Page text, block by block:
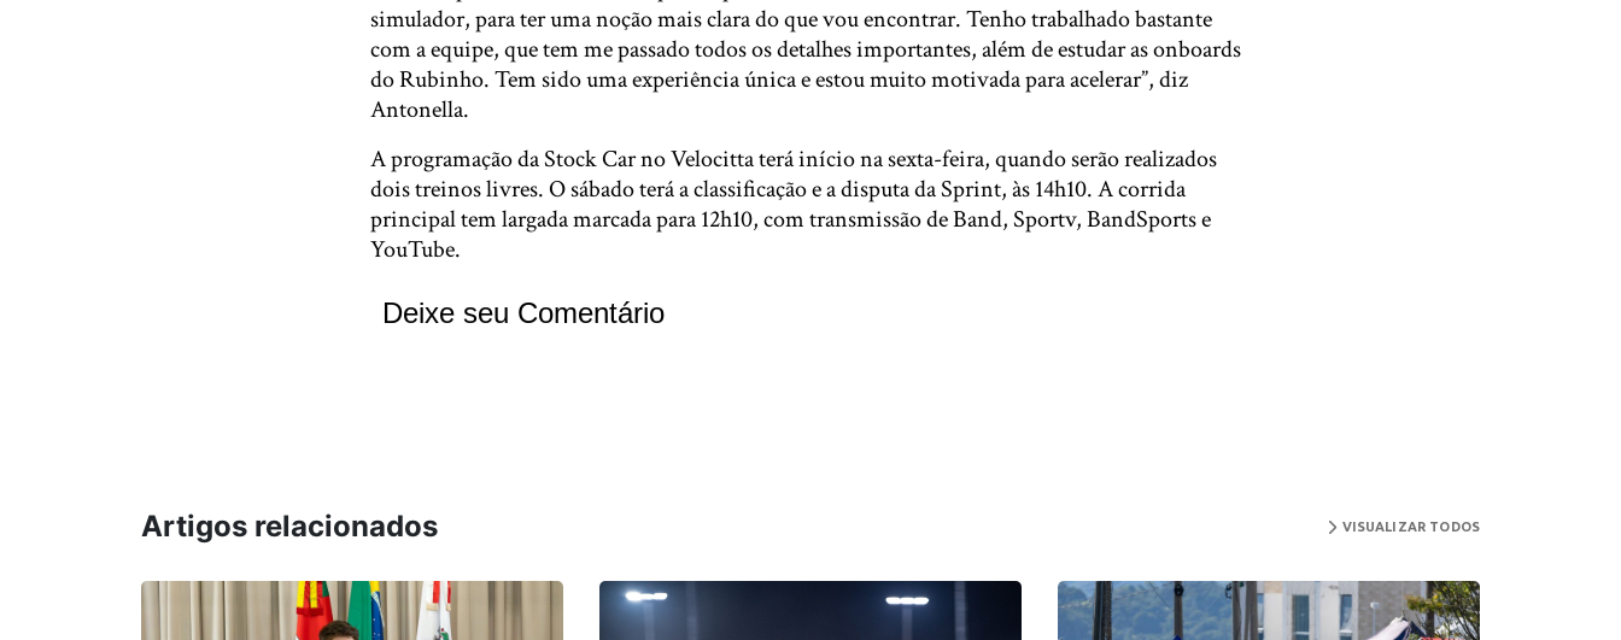
simulador, para ter uma noção mais clara do que vou encontrar. Tenho trabalhado bastante
com a equipe, que tem me passado todos os detalhes importantes, além de estudar as onboards
do Rubinho. Tem sido uma experiência única e estou muito motivada para acelerar”, diz
Antonella.
A programação da Stock Car no Velocitta terá início na sexta-feira, quando serão realizados
dois treinos livres. O sábado terá a classificação e a disputa da Sprint, às 14h10. A corrida
principal tem largada marcada para 12h10, com transmissão de Band, Sportv, BandSports e
YouTube.
Deixe seu Comentário
Artigos relacionados VISUALIZAR TODOS